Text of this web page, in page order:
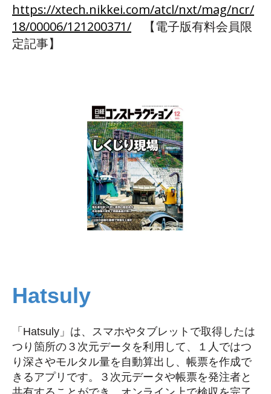
https://xtech.nikkei.com/atcl/nxt/mag/ncr/
18/00006/121200371/ 【電子版有料会員限
定記事】
Hatsuly
「Hatsuly」は、スマホやタブレットで取得したは
つり箇所の３次元データを利用して、１人ではつ
り深さやモルタル量を自動算出し、帳票を作成で
きるアプリです。３次元データや帳票を発注者と